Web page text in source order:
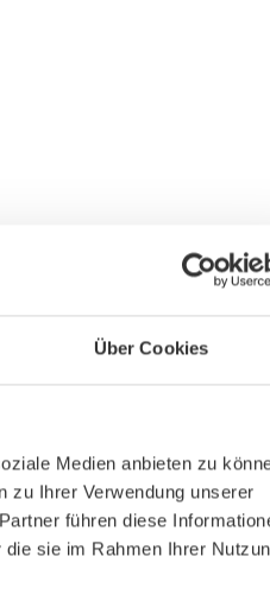
Über Cookies
Medien anbieten zu
zu Ihrer Verwendung unserer
führen diese
sie im Rahmen Ihrer
/ 14:00-18:00 Uhr